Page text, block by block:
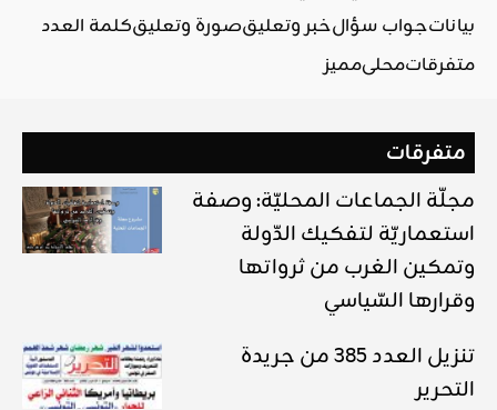
بياناتجواب سؤالخبر وتعليقصورة وتعليقكلمة العدد
متفرقاتمحليمميز
متفرقات
مجلّة الجماعات المحليّة: وصفة
استعماريّة لتفكيك الدّولة
وتمكين الغرب من ثرواتها
وقرارها السّياسي
تنزيل العدد 385 من جريدة
التحرير